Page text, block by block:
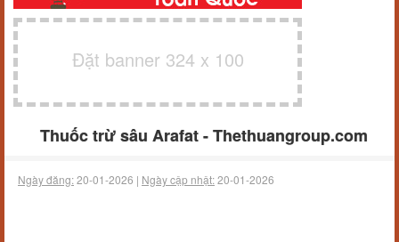
Đặt banner 324 x 100
Thuốc trừ sâu Arafat - Thethuangroup.com
Ngày đăng:20-01-2026 | Ngày cập nhật:20-01-2026